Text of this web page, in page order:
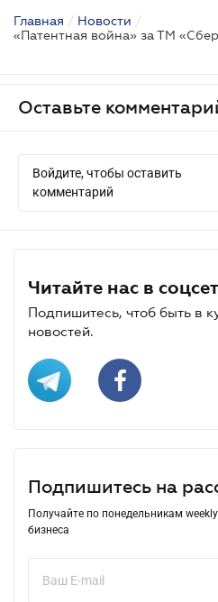
Главная / Новости /
«Патентная война» за ТМ
Оставьте
Войдите, чтобы оставить
комментарий
Читайте нас в
Подпишитесь, чтоб быть в
новостей.
Подпишитесь на
Получайте по понедельникам
бизнеса